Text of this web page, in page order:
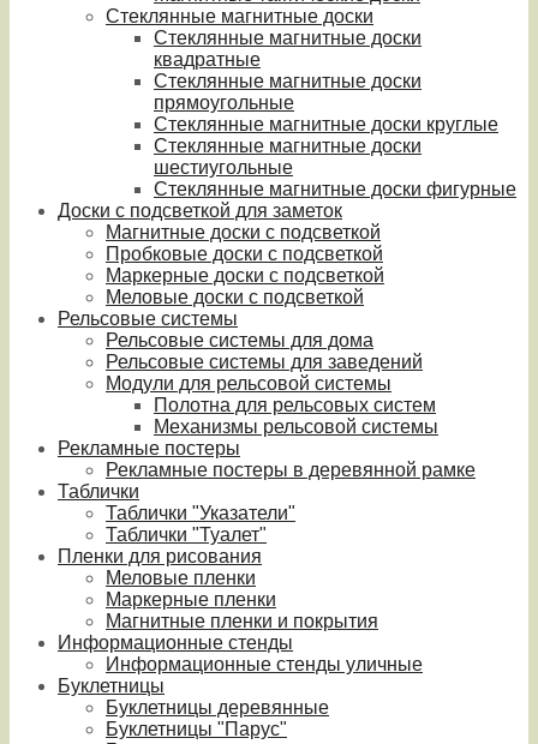
Стеклянные магнитные доски
Стеклянные магнитные доски
квадратные
Стеклянные магнитные доски
прямоугольные
Стеклянные магнитные доски круглые
Стеклянные магнитные доски
шестиугольные
Стеклянные магнитные доски фигурные
Доски с подсветкой для заметок
Магнитные доски с подсветкой
Пробковые доски с подсветкой
Маркерные доски с подсветкой
Меловые доски с подсветкой
Рельсовые системы
Рельсовые системы для дома
Рельсовые системы для заведений
Модули для рельсовой системы
Полотна для рельсовых систем
Механизмы рельсовой системы
Рекламные постеры
Рекламные постеры в деревянной рамке
Таблички
Таблички "Указатели"
Таблички "Туалет"
Пленки для рисования
Меловые пленки
Маркерные пленки
Магнитные пленки и покрытия
Информационные стенды
Информационные стенды уличные
Буклетницы
Буклетницы деревянные
Буклетницы "Парус"